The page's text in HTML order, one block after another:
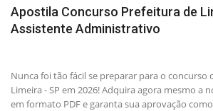
Apostila Concurso Prefeitura de
Assistente Administrativo
Nunca foi tão fácil se preparar para o concurso
Limeira - SP em 2026! Adquira agora mesmo a
em formato PDF e garanta sua aprovação